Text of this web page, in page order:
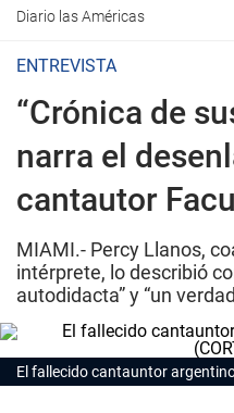
Diario las Américas
ENTREVISTA
“Crónica de
narra el
cantautor
MIAMI.- Percy Llanos,
intérprete, lo describió
autodidacta” y “un
El fallecido cantauntor